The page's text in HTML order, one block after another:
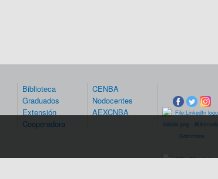
Biblioteca
Graduados
Extensión
Cooperadora
CENBA
Nodocentes
AEXCNBA